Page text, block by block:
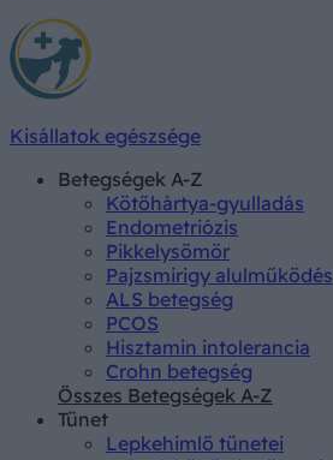
Kisállatok egészsége
Betegségek A-Z
Kötőhártya-gyulladás
Endometriózis
Pikkelysömör
Pajzsmirigy alulműködés
ALS betegség
PCOS
Hisztamin intolerancia
Crohn betegség
Összes Betegségek A-Z
Tünet
Lepkehimlő tünetei